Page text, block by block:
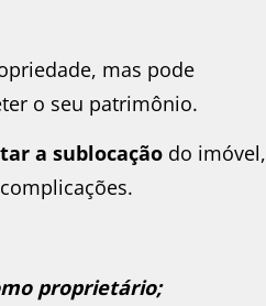
mas pode
o seu patrimônio.
a sublocação do imóvel,
proprietário;